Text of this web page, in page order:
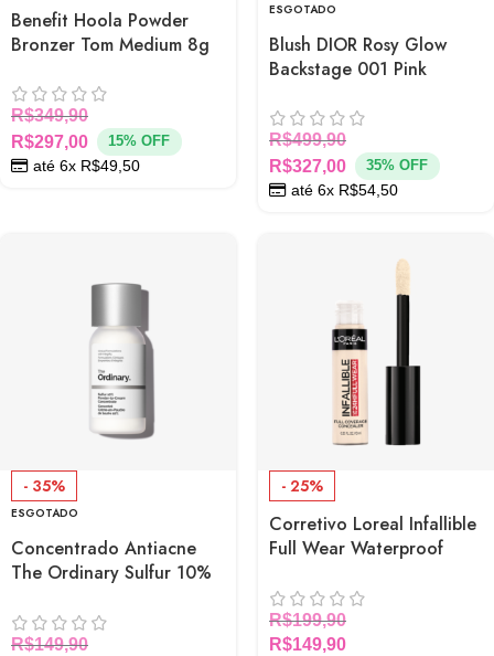
Benefit Hoola Powder
Bronzer Tom Medium 8g
R$349,90
R$297,00 15% OFF
até 6x R$49,50
ESGOTADO
Blush DIOR Rosy Glow
Backstage 001 Pink
R$499,90
R$327,00 35% OFF
até 6x R$54,50
- 35%
ESGOTADO
Concentrado Antiacne
The Ordinary Sulfur 10%
combate espinhas rápido
R$149,90
- 25%
Corretivo Loreal Infallible
Full Wear Waterproof
que Dura 24 Horas
R$199,90
R$149,90